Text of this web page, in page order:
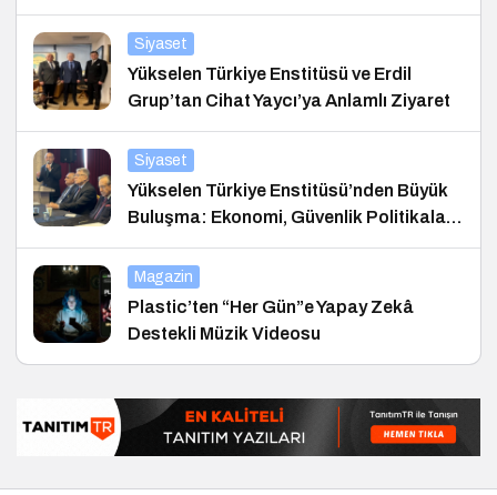
Siyaset
Yükselen Türkiye Enstitüsü ve Erdil
Grup’tan Cihat Yaycı’ya Anlamlı Ziyaret
Siyaset
Yükselen Türkiye Enstitüsü’nden Büyük
Buluşma: Ekonomi, Güvenlik Politikaları
ve Hukuk Konferansı
Magazin
Plastic’ten “Her Gün”e Yapay Zekâ
Destekli Müzik Videosu